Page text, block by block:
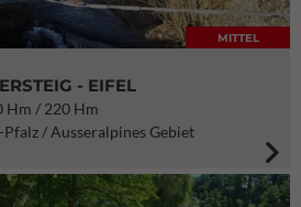
MITTEL
- EIFEL
Hm / 220 Hm
/ Ausseralpines Gebiet